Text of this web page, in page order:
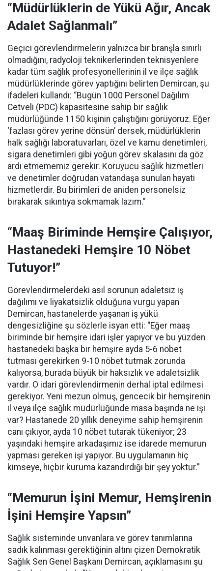
“Müdürlüklerin de Yükü Ağır, Ancak
Adalet Sağlanmalı”
Geçici görevlendirmelerin yalnızca bir branşla sınırlı
olmadığını, radyoloji teknikerlerinden teknisyenlere
kadar tüm sağlık profesyonellerinin il ve ilçe sağlık
müdürlüklerinde görev yaptığını belirten Demircan, şu
ifadeleri kullandı: “Bugün 1000 Personel Dağılım
Cetveli (PDC) kapasitesine sahip bir sağlık
müdürlüğünde 1150 kişinin çalıştığını görüyoruz. Eğer
‘fazlası görev yerine dönsün’ dersek, müdürlüklerin
halk sağlığı laboratuvarları, özel ve kamu denetimleri,
sigara denetimleri gibi yoğun görev skalasını da göz
ardı etmememiz gerekir. Koruyucu sağlık hizmetleri
ve denetimler doğrudan vatandaşa sunulan hayati
hizmetlerdir. Bu birimleri de aniden personelsiz
bırakarak sıkıntıya sokmamak lazım.”
“Maaş Biriminde Hemşire Çalışıyor,
Hastanedeki Hemşire 10 Nöbet
Tutuyor!”
Görevlendirmelerdeki asıl sorunun adaletsiz iş
dağılımı ve liyakatsizlik olduğuna vurgu yapan
Demircan, hastanelerde yaşanan iş yükü
dengesizliğine şu sözlerle isyan etti: “Eğer maaş
biriminde bir hemşire idari işler yapıyor ve bu yüzden
hastanedeki başka bir hemşire ayda 5-6 nöbet
tutması gerekirken 9-10 nöbet tutmak zorunda
kalıyorsa, burada büyük bir haksızlık ve adaletsizlik
vardır. O idari görevlendirmenin derhal iptal edilmesi
gerekiyor. Yeni mezun olmuş, gencecik bir hemşirenin
il veya ilçe sağlık müdürlüğünde masa başında ne işi
var? Hastanede 20 yıllık deneyime sahip hemşirenin
canı çıkıyor, ayda 10 nöbet tutarak tükeniyor; 23
yaşındaki hemşire arkadaşımız ise idarede memurun
yapması gereken işi yapıyor. Bu uygulamanın hiç
kimseye, hiçbir kuruma kazandırdığı bir şey yoktur.”
“Memurun İşini Memur, Hemşirenin
İşini Hemşire Yapsın”
Sağlık sisteminde unvanlara ve görev tanımlarına
sadık kalınması gerektiğinin altını çizen Demokratik
Sağlık Sen Genel Başkanı Demircan, açıklamasını şu